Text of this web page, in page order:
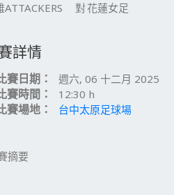
ATTACKERS 對花蓮女足
詳情
賽日期： 週六, 06 十二月 2025
賽時間： 12:30 h
賽場地： 台中太原足球場
摘要